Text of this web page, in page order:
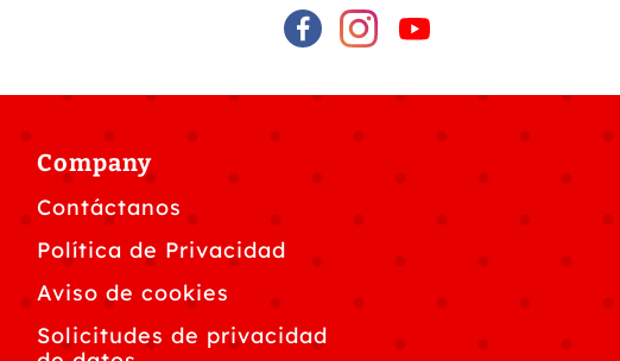
Company
Contáctanos
Política de Privacidad
Aviso de cookies
Solicitudes de privacidad